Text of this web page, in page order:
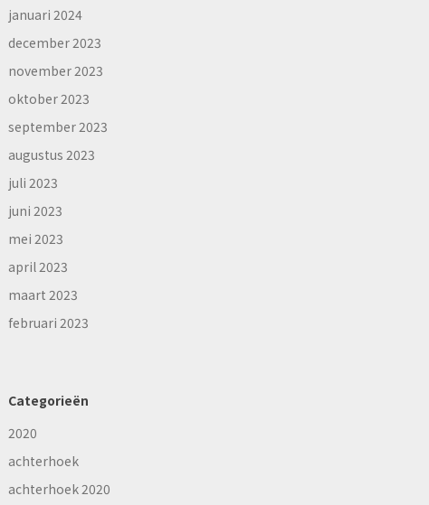
januari 2024
december 2023
november 2023
oktober 2023
september 2023
augustus 2023
juli 2023
juni 2023
mei 2023
april 2023
maart 2023
februari 2023
Categorieën
2020
achterhoek
achterhoek 2020